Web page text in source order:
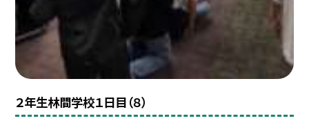
２年生林間学校１日目（８）